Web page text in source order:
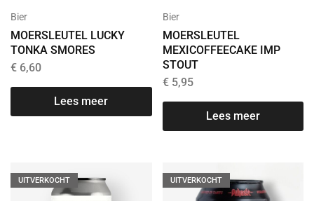
Bier
MOERSLEUTEL LUCKY
TONKA SMORES
€ 6,60
Lees meer
Bier
MOERSLEUTEL
MEXICOFFEECAKE IMP
STOUT
€5,95
Lees meer
UITVERKOCHT UITVERKOCHT